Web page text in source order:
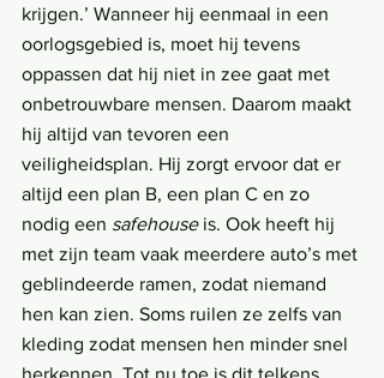
krijgen.’ Wanneer hij eenmaal in een
oorlogsgebied is, moet hij tevens
oppassen dat hij niet in zee gaat met
onbetrouwbare mensen. Daarom maakt
hij altijd van tevoren een
veiligheidsplan. Hij zorgt ervoor dat er
altijd een plan B, een plan C en zo
nodig een safehouse is. Ook heeft hij
met zijn team vaak meerdere auto’s met
geblindeerde ramen, zodat niemand
hen kan zien. Soms ruilen ze zelfs van
kleding zodat mensen hen minder snel
herkennen. Tot nu toe is dit telkens